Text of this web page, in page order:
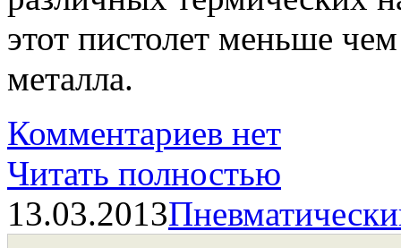
этот пистолет меньше
металла.
Комментариев нет
Читать полностью
13.03.2013